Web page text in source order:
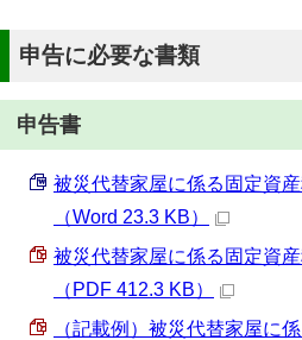
申告に必要な書類
申告書
被災代替家屋に係る固定資
（Word 23.3 KB）
被災代替家屋に係る固定資
（PDF 412.3 KB）
（記載例）被災代替家屋に